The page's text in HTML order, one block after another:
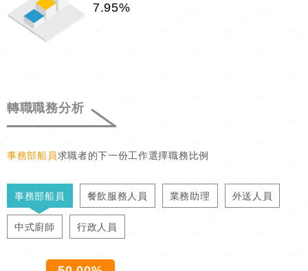
7.95%
轉職職務分析
事務部船員求職者的下一份工作選擇職務比例
事務部船員 餐飲服務人員 業務助理 外送人員
中式廚師 行政人員